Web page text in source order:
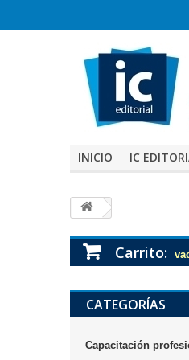
INICIO IC
Carrito:
CATEGORÍAS
Capacitación